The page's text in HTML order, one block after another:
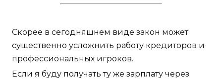
Скорее в сегодняшнем виде закон может
существенно усложнить работу кредиторов и
профессиональных игроков.
Если я буду получать ту же зарплату через